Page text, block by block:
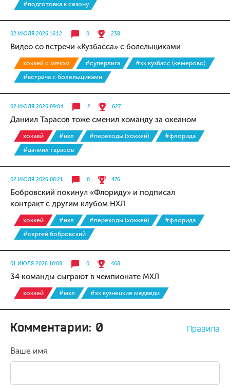
#подготовка к сезону
02 ИЮЛЯ 2026 16:12 0 238
Видео со встречи «Кузбасса» с болельщиками
хоккей с мячом #суперлига
#хк кузбасс (кемерово)
#встреча с болельщиками
02 ИЮЛЯ 2026 09:04 2 627
Даниил Тарасов тоже сменил команду за океаном
хоккей #нхл #переходы (хоккей)
#флорида
#даниил тарасов
02 ИЮЛЯ 2026 08:21 0 476
Бобровский покинул «Флориду» и подписал
контракт с другим клубом НХЛ
хоккей #нхл #переходы (хоккей)
#флорида
#сергей бобровский
01 ИЮЛЯ 2026 10:08 0 468
34 команды сыграют в чемпионате МХЛ
хоккей #мхл #хк кузнецкие медведи
Комментарии: 0 Правила
Ваше имя